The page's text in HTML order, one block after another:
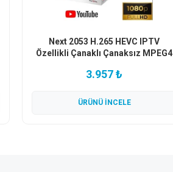
Next 2053 H.265 HEVC IPTV
Özellikli Çanaklı Çanaksız MPEG4
3.957 ₺
ÜRÜNÜ İNCELE